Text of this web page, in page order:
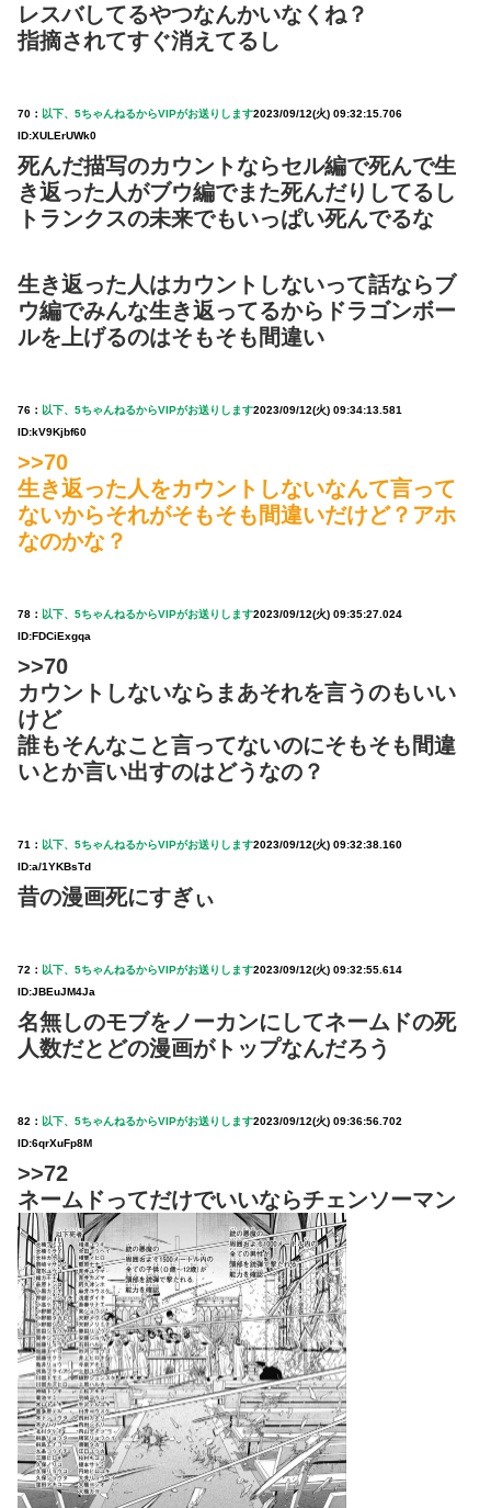
レスバしてるやつなんかいなくね？
指摘されてすぐ消えてるし
70： 以下、5ちゃんねるからVIPがお送りします2023/09/12(火) 09:32:15.706
ID:XULErUWk0
死んだ描写のカウントならセル編で死んで生
き返った人がブウ編でまた死んだりしてるし
トランクスの未来でもいっぱい死んでるな
生き返った人はカウントしないって話ならブ
ウ編でみんな生き返ってるからドラゴンボー
ルを上げるのはそもそも間違い
76： 以下、5ちゃんねるからVIPがお送りします2023/09/12(火) 09:34:13.581
ID:kV9Kjbf60
>>70
生き返った人をカウントしないなんて言って
ないからそれがそもそも間違いだけど？アホ
なのかな？
78： 以下、5ちゃんねるからVIPがお送りします2023/09/12(火) 09:35:27.024
ID:FDCiExgqa
>>70
カウントしないならまあそれを言うのもいい
けど
誰もそんなこと言ってないのにそもそも間違
いとか言い出すのはどうなの？
71： 以下、5ちゃんねるからVIPがお送りします2023/09/12(火) 09:32:38.160
ID:a/1YKBsTd
昔の漫画死にすぎぃ
72： 以下、5ちゃんねるからVIPがお送りします2023/09/12(火) 09:32:55.614
ID:JBEuJM4Ja
名無しのモブをノーカンにしてネームドの死
人数だとどの漫画がトップなんだろう
82： 以下、5ちゃんねるからVIPがお送りします2023/09/12(火) 09:36:56.702
ID:6qrXuFp8M
>>72
ネームドってだけでいいならチェンソーマン